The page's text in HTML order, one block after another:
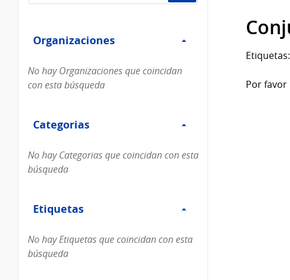
de
Organizaciones
Organizaciones
No hay Organizaciones que coincidan
con esta búsqueda
Categorias
Categorias
No hay Categorias que coincidan con esta
búsqueda
Etiquetas
Etiquetas
No hay Etiquetas que coincidan con esta
búsqueda
Etiquetas:
Por